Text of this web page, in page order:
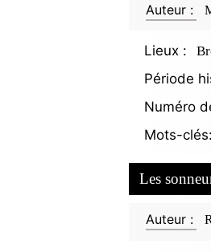
Auteur :
Lieux :
Période
Numéro
Mots-clés:
Les
Auteur :